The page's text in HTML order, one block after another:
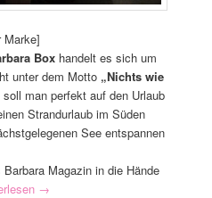
Marke]
Box handelt es sich um
unter dem Motto „Nichts wie
man perfekt auf den Urlaub
Strandurlaub im Süden
See entspannen
Magazin in die Hände
→